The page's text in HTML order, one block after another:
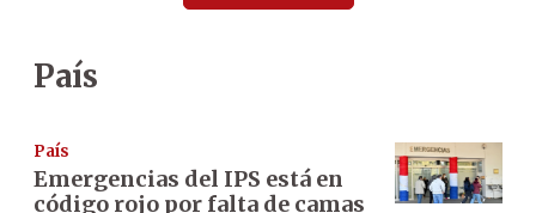
País
País
Emergencias del IPS está en
código rojo por falta de camas